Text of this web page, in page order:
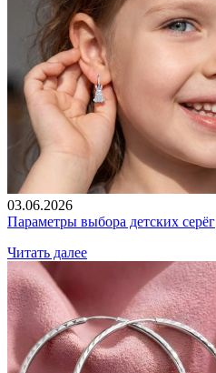
03.06.2026
Параметры выбора детских серёг
Читать далее